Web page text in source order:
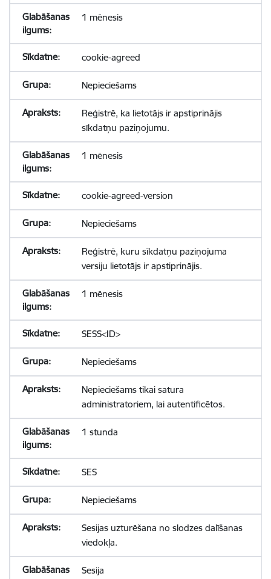
1 mēnesis
cookie-agreed
Nepieciešams
Reģistrē, ka lietotājs ir apstiprinājis
sīkdatņu paziņojumu.
1 mēnesis
cookie-agreed-version
Nepieciešams
Reģistrē, kuru sīkdatņu paziņojuma
versiju lietotājs ir apstiprinājis.
1 mēnesis
SESS<ID>
Nepieciešams
Nepieciešams tikai satura
administratoriem, lai autentificētos.
1 stunda
SES
Nepieciešams
Sesijas uzturēšana no slodzes dalīšanas
viedokļa.
Sesija